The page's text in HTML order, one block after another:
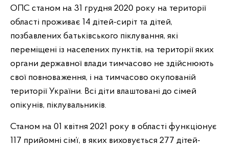
ОПС станом на 31 грудня 2020 року на території
області проживає 14 дітей-сиріт та дітей,
позбавлених батьківського піклування, які
переміщені із населених пунктів, на території яких
органи державної влади тимчасово не здійснюють
свої повноваження, і на тимчасово окупованій
території України. Всі діти влаштовані до сімей
опікунів, піклувальників.
Станом на 01 квітня 2021 року в області функціонує
117 прийомні сім’ї, в яких виховується 277 дітей-